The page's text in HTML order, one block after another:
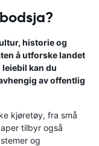
historie og
å utforske landet
kan du
av offentlig
kjøretøy, fra små
tilbyr også
og